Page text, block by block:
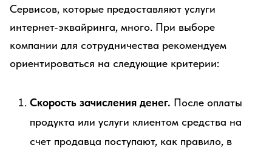
Сервисов, которые предоставляют услуги
интернет-эквайринга, много. При выборе
компании для сотрудничества рекомендуем
ориентироваться на следующие критерии:
Скорость зачисления денег. После оплаты
продукта или услуги клиентом средства на
счет продавца поступают, как правило, в